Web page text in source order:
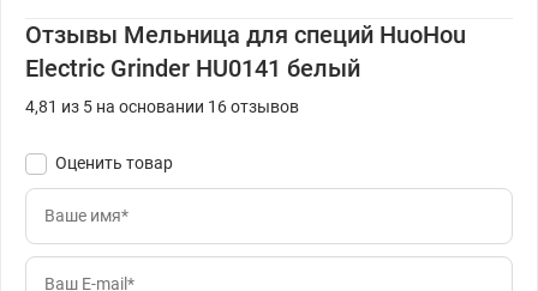
Отзывы Мельница для специй HuoHou
Electric Grinder HU0141 белый
4,81 из 5 на основании 16 отзывов
Оценить товар